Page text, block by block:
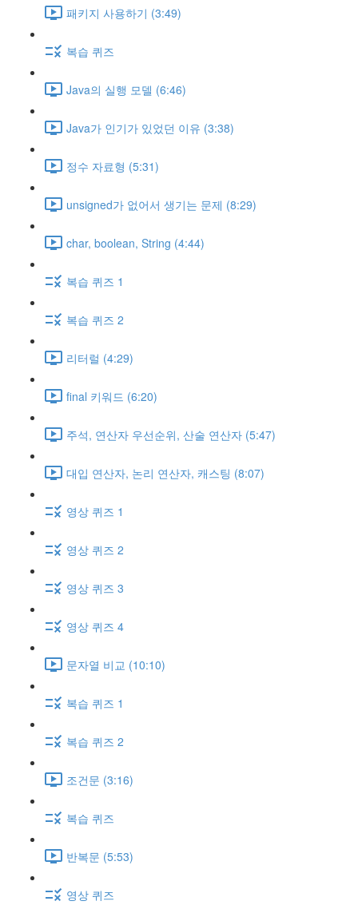
패키지 사용하기 (3:49)
복습 퀴즈
Java의 실행 모델 (6:46)
Java가 인기가 있었던 이유 (3:38)
정수 자료형 (5:31)
unsigned가 없어서 생기는 문제 (8:29)
char, boolean, String (4:44)
복습 퀴즈 1
복습 퀴즈 2
리터럴 (4:29)
final 키워드 (6:20)
주석, 연산자 우선순위, 산술 연산자 (5:47)
대입 연산자, 논리 연산자, 캐스팅 (8:07)
영상 퀴즈 1
영상 퀴즈 2
영상 퀴즈 3
영상 퀴즈 4
문자열 비교 (10:10)
복습 퀴즈 1
복습 퀴즈 2
조건문 (3:16)
복습 퀴즈
반복문 (5:53)
영상 퀴즈